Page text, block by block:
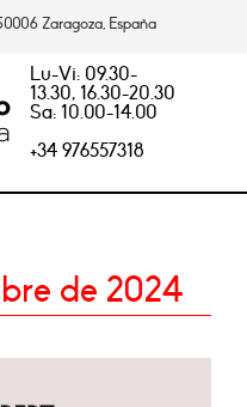
Zaragoza, España
Lu-Vi: 09.30-
13.30, 16.30-20.30
Sa: 10.00-14.00
+34 976557318
de 2024